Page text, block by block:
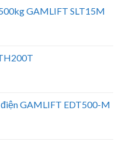
GAMLIFT SLT15M
điện GAMLIFT EDT500-M